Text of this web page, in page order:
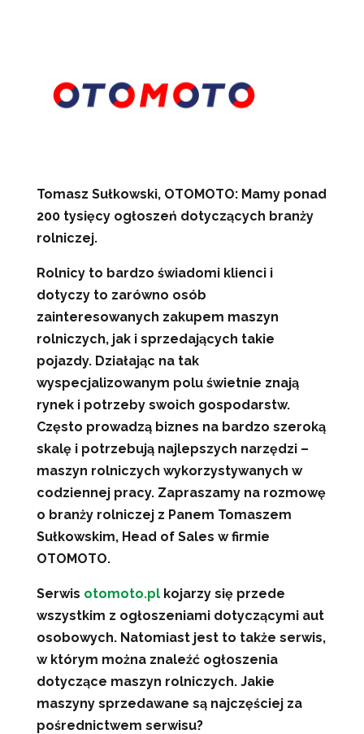
Tomasz Sułkowski, OTOMOTO: Mamy ponad
200 tysięcy ogłoszeń dotyczących branży
rolniczej.
Rolnicy to bardzo świadomi klienci i
dotyczy to zarówno osób
zainteresowanych zakupem maszyn
rolniczych, jak i sprzedających takie
pojazdy. Działając na tak
wyspecjalizowanym polu świetnie znają
rynek i potrzeby swoich gospodarstw.
Często prowadzą biznes na bardzo szeroką
skalę i potrzebują najlepszych narzędzi –
maszyn rolniczych wykorzystywanych w
codziennej pracy. Zapraszamy na rozmowę
o branży rolniczej z Panem Tomaszem
Sułkowskim, Head of Sales w firmie
OTOMOTO.
Serwis otomoto.plkojarzy się przede
wszystkim z ogłoszeniami dotyczącymi aut
osobowych. Natomiast jest to także serwis,
w którym można znaleźć ogłoszenia
dotyczące maszyn rolniczych. Jakie
maszyny sprzedawane są najczęściej za
pośrednictwem serwisu?